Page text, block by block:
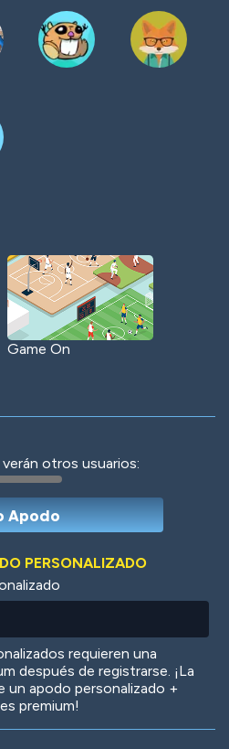
Game On
Jungle Cats
otros usuarios:
PERSONALIZADO
requieren una
después de registrarse. ¡La
un apodo personalizado +
premium!